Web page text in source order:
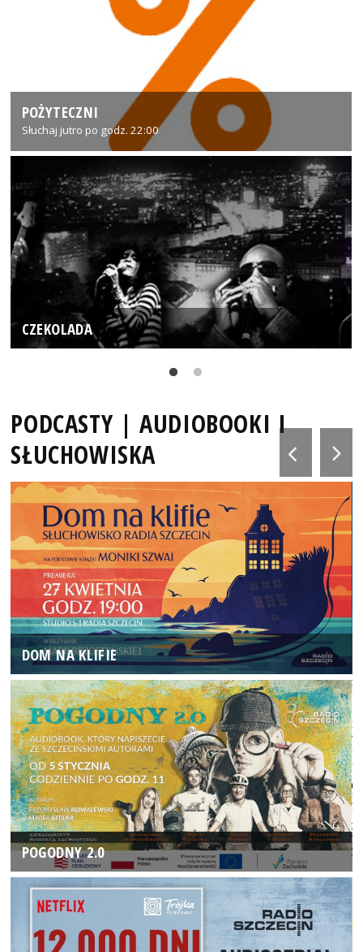
POŻYTECZNI
Słuchaj jutro po godz. 22:00
CZEKOLADA
PODCASTY | AUDIOBOOKI I
SŁUCHOWISKA
DOM NA KLIFIE
POGODNY 2.0